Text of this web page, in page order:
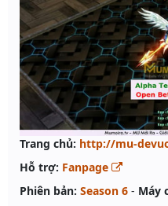
Trang chủ: http://mu-
Hỗ trợ: Fanpage
Phiên bản: Season 6 - Máy